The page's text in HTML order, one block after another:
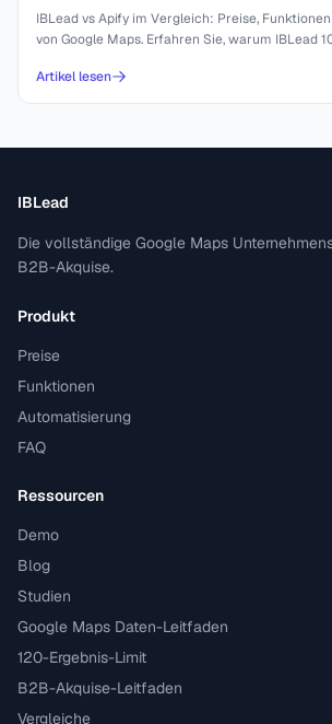
IBLead vs Apify im Vergleich: Preise,
von Google Maps. Erfahren Sie, warum IBLead
Artikel lesen
IBLead
Die vollständige Google Maps
B2B-Akquise.
Produkt
Preise
Funktionen
Automatisierung
FAQ
Ressourcen
Demo
Blog
Studien
Google Maps Daten-Leitfaden
120-Ergebnis-Limit
B2B-Akquise-Leitfaden
Vergleiche